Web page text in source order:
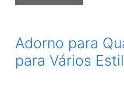
de
Ideias
Práticas
Adorno para
para Vários